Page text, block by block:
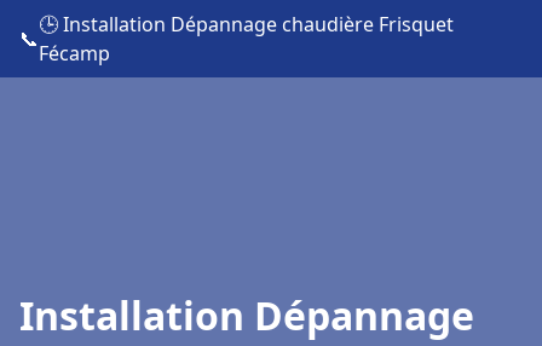
📞
🕒 Installation Dépannage chaudière Frisquet
Fécamp
Installation Dépannage